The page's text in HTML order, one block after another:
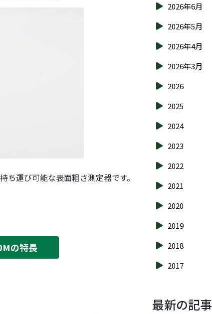
ち運び可能な表面粗さ測定器です。
の特長
2026年6月
2026年5月
2026年4月
2026年3月
2026
2025
2024
2023
2022
2021
2020
2019
2018
2017
最新の記事